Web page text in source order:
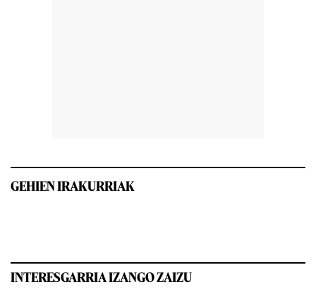
GEHIEN IRAKURRIAK
INTERESGARRIA IZANGO ZAIZU